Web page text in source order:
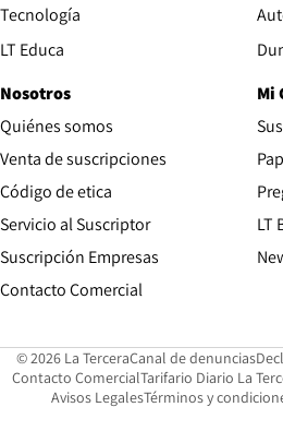
Tecnología
LT Educa
Nosotros
Quiénes somos
Venta de suscripciones
Código de etica Opens in new window
Servicio al Suscriptor
Suscripción Empresas
Contacto Comercial
Mi
LT
© 2026 La TerceraCanal de denuncias
Contacto ComercialOpens in new window
Tarifario Diario La
Avisos LegalesOpens in new window
Términos y